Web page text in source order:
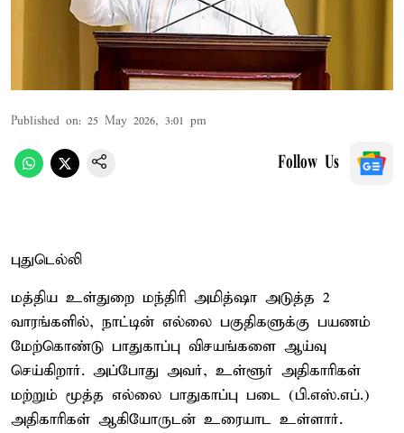
Published on: 25 May 2026, 3:01 pm
Follow Us
புதுடெல்லி
மத்திய உள்துறை மந்திரி அமித்ஷா அடுத்த 2
வாரங்களில், நாட்டின் எல்லை பகுதிகளுக்கு பயணம்
மேற்கொண்டு பாதுகாப்பு விசயங்களை ஆய்வு
செய்கிறார். அப்போது அவர், உள்ளூர் அதிகாரிகள்
மற்றும் மூத்த எல்லை பாதுகாப்பு படை (பி.எஸ்.எப்.)
அதிகாரிகள் ஆகியோருடன் உரையாட உள்ளார்.